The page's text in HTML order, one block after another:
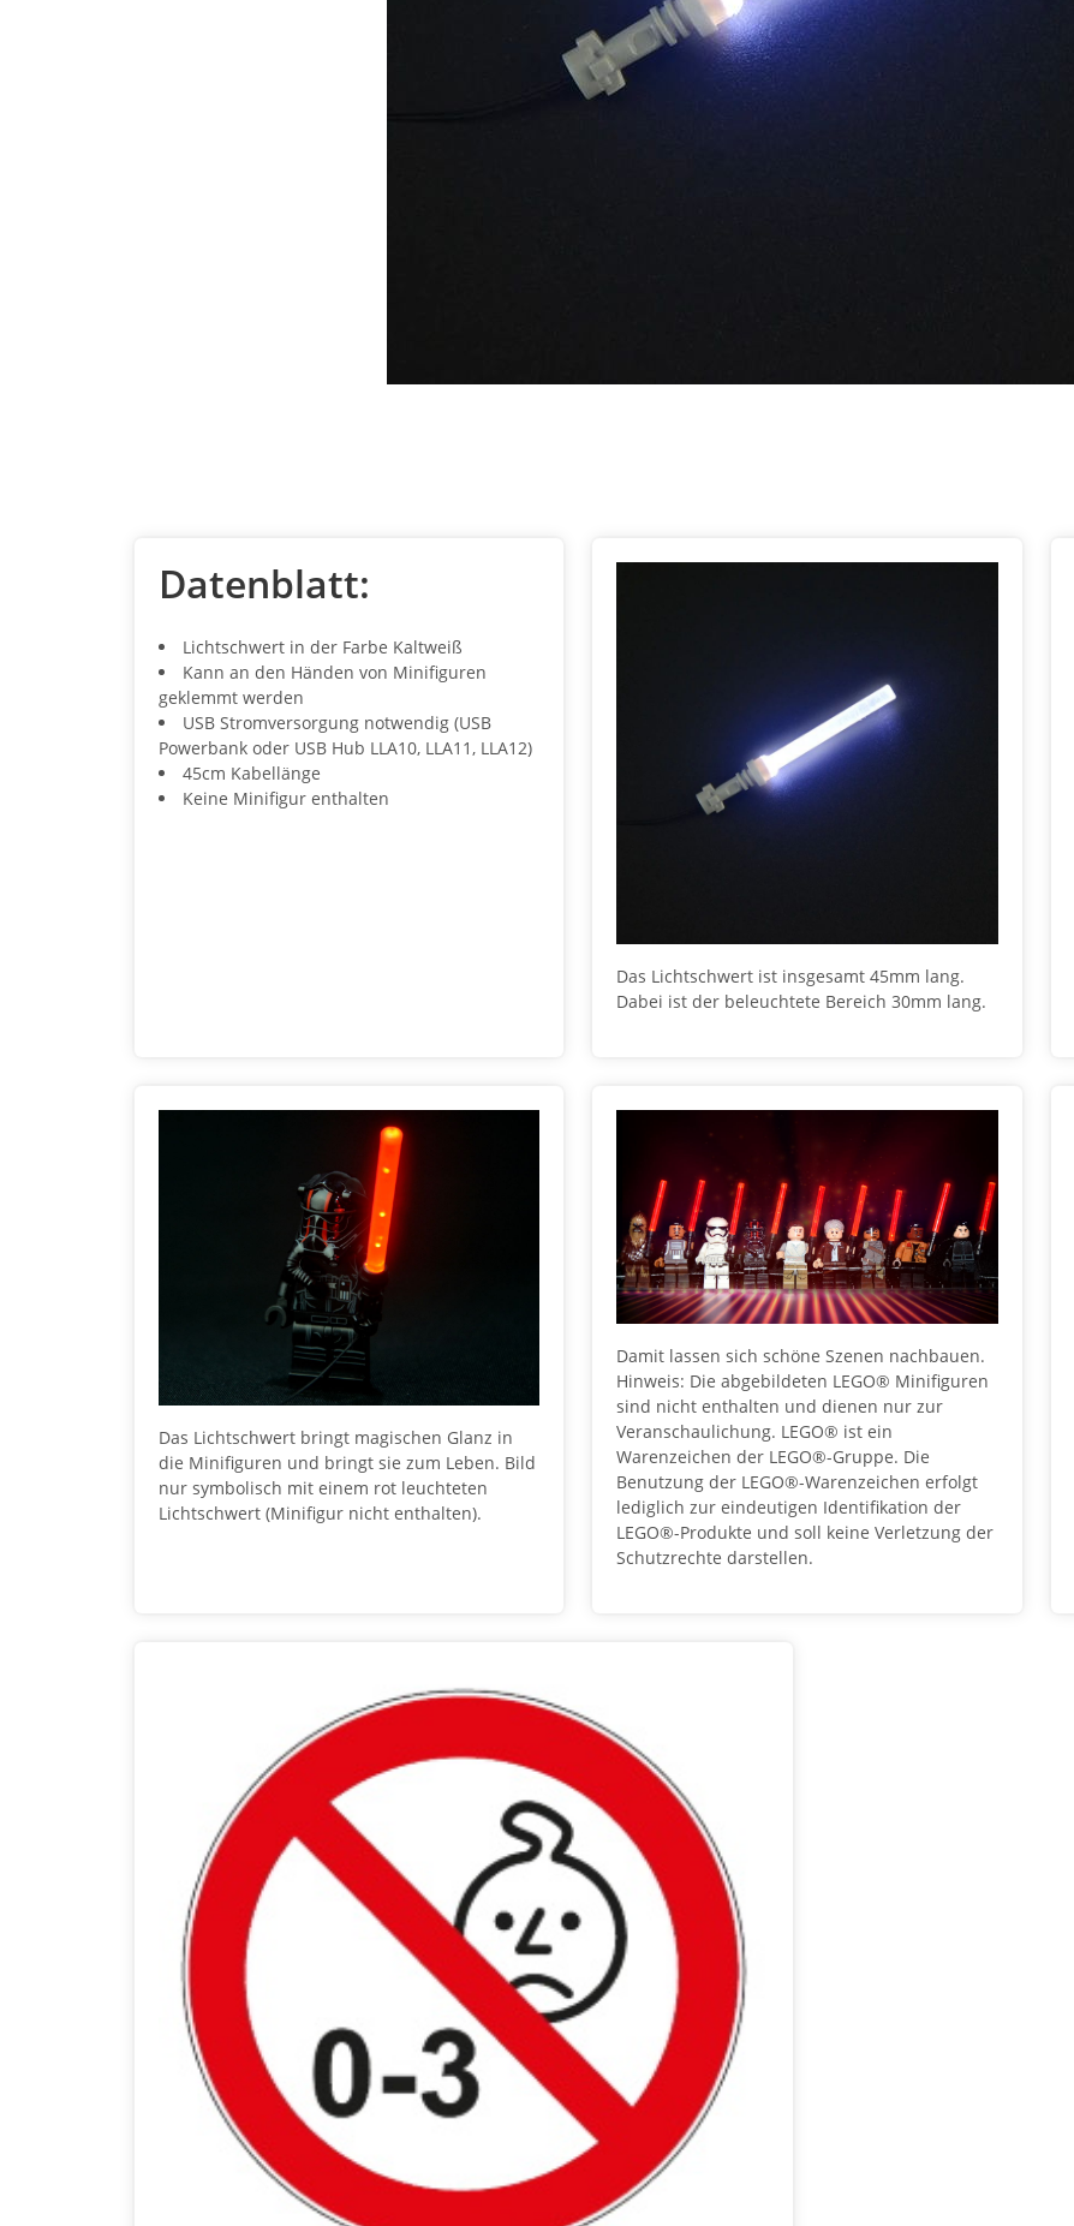
Datenblatt:
Lichtschwert in der Farbe Kaltweiß
Kann an den Händen von Minifiguren
geklemmt werden
USB Stromversorgung notwendig (USB
Powerbank oder USB Hub LLA10, LLA11, LLA12)
45cm Kabellänge
Keine Minifigur enthalten
Das Lichtschwert ist insgesamt 45mm lang.
Dabei ist der beleuchtete Bereich 30mm lang.
Das Lichtschwert bringt magischen Glanz in
die Minifiguren und bringt sie zum Leben. Bild
nur symbolisch mit einem rot leuchteten
Lichtschwert (Minifigur nicht enthalten).
Damit lassen sich schöne Szenen nachbauen.
Hinweis: Die abgebildeten LEGO® Minifiguren
sind nicht enthalten und dienen nur zur
Veranschaulichung. LEGO® ist ein
Warenzeichen der LEGO®-Gruppe. Die
Benutzung der LEGO®-Warenzeichen erfolgt
lediglich zur eindeutigen Identifikation der
LEGO®-Produkte und soll keine Verletzung der
Schutzrechte darstellen.